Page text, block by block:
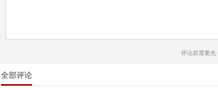
评论前需要先
全部评论